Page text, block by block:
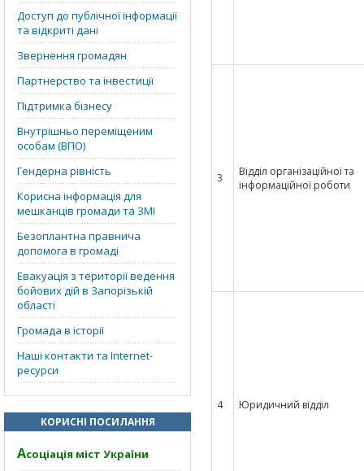
Доступ до публічної інформації
та відкриті дані
Звернення громадян
Партнерство та інвестиції
Підтримка бізнесу
Внутрішньо переміщеним
особам (ВПО)
Гендерна рівність
Корисна інформація для
мешканців громади та ЗМІ
Безоплантна правнича
допомога в громаді
Евакуація з території ведення
бойових дій в Запорізькій
області
Громада в історії
Наші контакти та Internet-
ресурси
КОРИСНІ ПОСИЛАННЯ
Асоціація міст України
3
Відділ організаційної та
інформаційної роботи
4 Юридичний відділ